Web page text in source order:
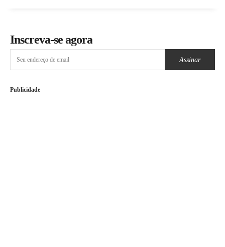
Inscreva-se agora
Assinar
Publicidade